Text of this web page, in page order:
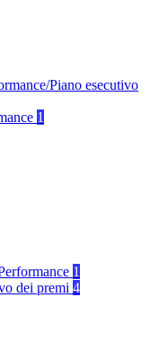
Piano esecutivo
1
1
dei premi 4